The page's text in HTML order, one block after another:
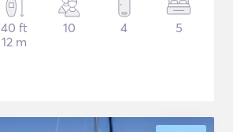
40 ft
12 m
10 4 5